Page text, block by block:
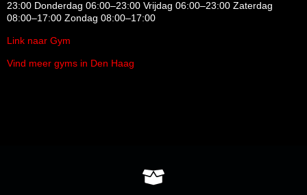
23:00 Donderdag 06:00–23:00 Vrijdag 06:00–23:00 Zaterdag
08:00–17:00 Zondag 08:00–17:00
Link naar Gym
Vind meer gyms in Den Haag